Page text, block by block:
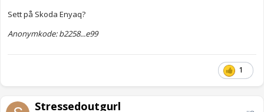
Sett på Skoda Enyaq?
Anonymkode: b2258...e99
1
Stressedoutgurl